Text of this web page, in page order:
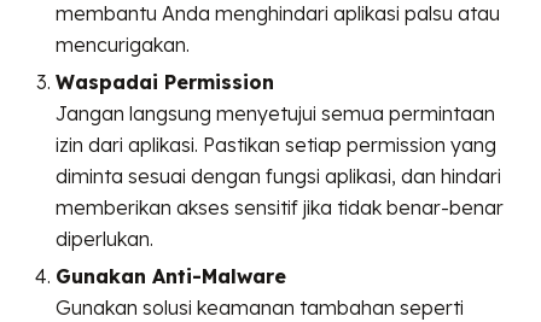
membantu Anda menghindari aplikasi palsu atau
mencurigakan.
Waspadai Permission
Jangan langsung menyetujui semua permintaan
izin dari aplikasi. Pastikan setiap permission yang
diminta sesuai dengan fungsi aplikasi, dan hindari
memberikan akses sensitif jika tidak benar-benar
diperlukan.
Gunakan Anti-Malware
Gunakan solusi keamanan tambahan seperti